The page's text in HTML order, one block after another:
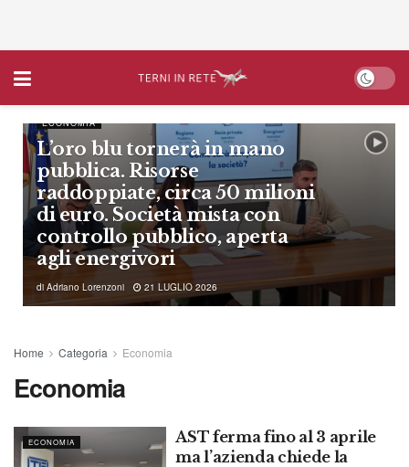
ECONOMIA
L’oro blu tornerà in mano
pubblica. Risorse
raddoppiate, circa 50 milioni
di euro. Società mista con
controllo pubblico, aperta
agli energivori
di Adriano Lorenzoni 21 LUGLIO 2026
Home Categoria Economia
Economia
ECONOMIA
AST ferma fino al 3 aprile
ma l’azienda chiede la